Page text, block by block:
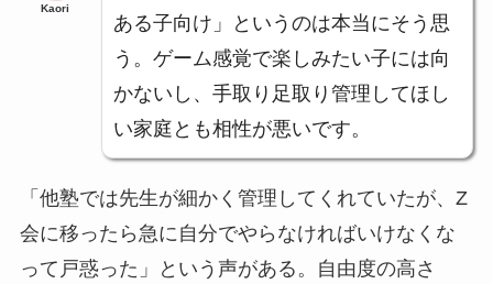
Kaori
ある子向け」というのは本当にそう思
う。ゲーム感覚で楽しみたい子には向
かないし、手取り足取り管理してほし
い家庭とも相性が悪いです。
「他塾では先生が細かく管理してくれていたが、Z
会に移ったら急に自分でやらなければいけなくな
って戸惑った」という声がある。自由度の高さ